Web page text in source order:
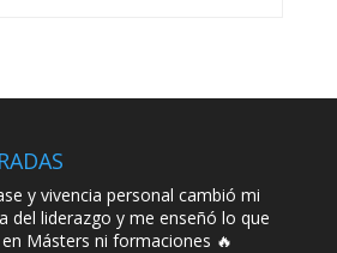
y vivencia personal cambió mi
del liderazgo y me enseñó lo que
Másters ni formaciones 🔥